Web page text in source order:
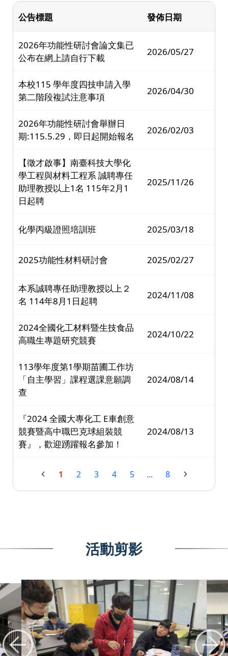
公告標題 發佈日期
2026年功能性研討會論文集已
公布在網上請自行下載
2026/05/27
本校115 學年度四技申請入學
第二階段複試注意事項
2026/04/30
2026年功能性研討會舉辦日
期:115.5.29，即日起開始報名
2026/02/03
【徵才啟事】南臺科技大學化
學工程與材料工程系 誠聘專任
助理教授以上1名 115年2月1
日起聘
2025/11/26
化學丙級證照培訓班 2025/03/18
2025功能性材料研討會 2025/02/27
本系誠聘專任助理教授以上２
名 114年8月1日起聘
2024/11/08
2024全國化工材料暨生技食品
高職生專題研究競賽
2024/10/22
113學年度第1學期苗圃工作坊
「自主學習」課程選課意願調
查
2024/08/14
『2024 全國大專化工 E車創意
競賽暨高中職巴克球組裝競
賽』，歡迎踴躍報名參加！
2024/08/13
1 2 3 4 5 ... 8
活動剪影